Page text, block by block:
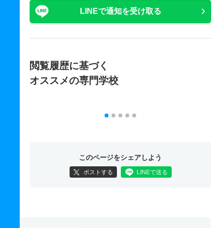
LINEで通知を受け取る
閲覧履歴に基づく
オススメの専門学校
このページをシェアしよう
ポストする LINEで送る